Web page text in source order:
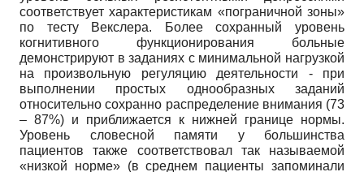
соответствует характеристикам «пограничной зоны»
по тесту Векслера. Более сохранный уровень
когнитивного функционирования больные
демонстрируют в заданиях с минимальной нагрузкой
на произвольную регуляцию деятельности - при
выполнении простых однообразных заданий
относительно сохранно распределение внимания (73
– 87%) и приближается к нижней границе нормы.
Уровень словесной памяти у большинства
пациентов также соответствовал так называемой
«низкой норме» (в среднем пациенты запоминали